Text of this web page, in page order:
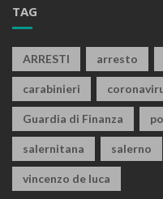
TAG
ARRESTI arresto
carabinieri
Guardia di Finanza
salernitana salerno
vincenzo de luca